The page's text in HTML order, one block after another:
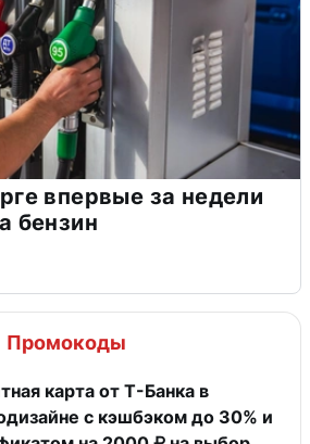
впервые за недели
бензин
Промокоды
карта от Т-Банка в
с кэшбэком до 30% и